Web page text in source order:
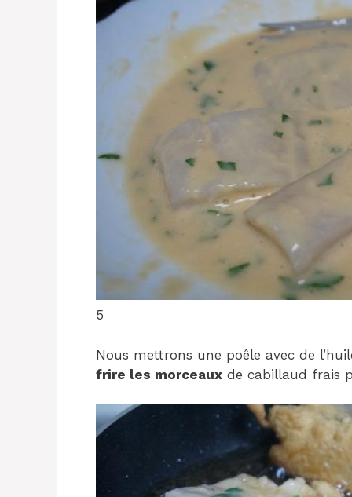
5
Nous mettrons une poêle avec de
frire les morceaux de cabillaud frais